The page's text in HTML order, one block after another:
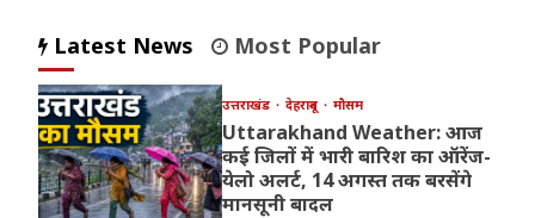
Latest News Most Popular
उत्तराखंड देहरादून मौसम
Uttarakhand Weather: आज
कई जिलों में भारी बारिश का ऑरेंज-
येलो अलर्ट, 14 अगस्त तक बरसेंगे
मानसूनी बादल